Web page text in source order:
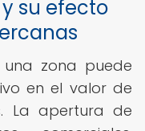
su efecto
zona puede
en el valor de
La apertura de